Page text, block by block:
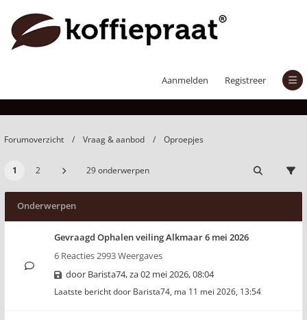
Aanmelden Registreer
Forumoverzicht Vraag & aanbod Oproepjes
1 2 29 onderwerpen
Onderwerpen
Gevraagd Ophalen veiling Alkmaar 6 mei 2026
6 Reacties 2993 Weergaves
door Barista74,za 02 mei 2026, 08:04
Laatste bericht door Barista74, ma 11 mei 2026, 13:54